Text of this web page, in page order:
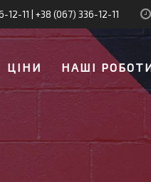
12-11 +38 (067) 336-12-11
ЦІНИ НАШІ